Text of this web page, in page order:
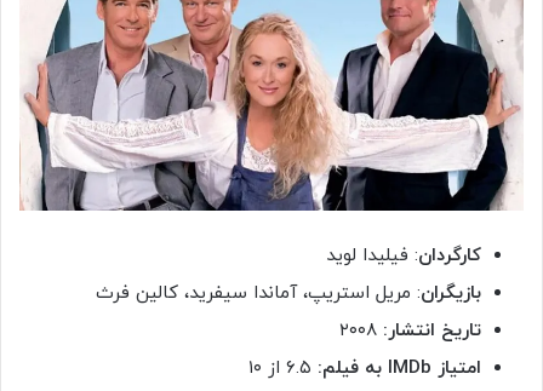
کارگردان: فیلیدا لوید
بازیگران: مریل استریپ، آماندا سیفرید، کالین فرث
تاریخ انتشار:
امتیاز IMDb به فیلم: